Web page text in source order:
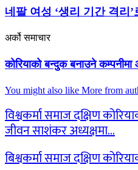
네팔 여성 ‘생리 기간 격리
अर्को समाचार
कोरियाको बन्दुक बनाउने
You might also like More from
विश्वकर्मा समाज दक्षिण
जीवन साशंकर अध्यक्षमा…
बिश्वकर्मा समाज दक्षिण